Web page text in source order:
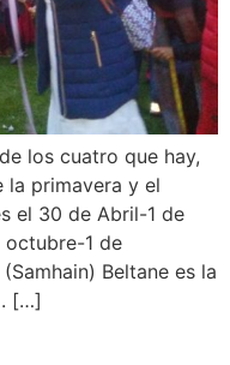
los cuatro que hay,
la primavera y el
el 30 de Abril-1 de
octubre-1 de
Beltane es la
[…]